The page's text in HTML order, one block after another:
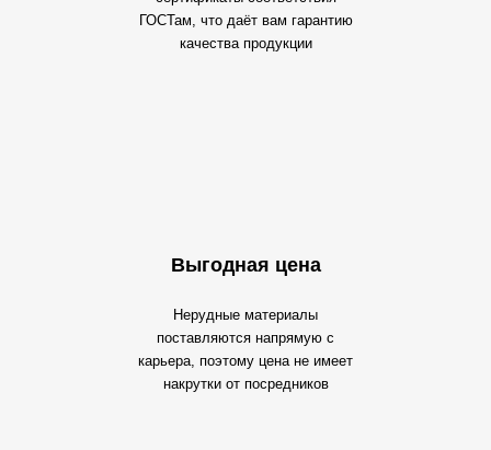
ГОСТам, что даёт вам гарантию
качества продукции
Выгодная цена
Нерудные материалы
поставляются напрямую с
карьера, поэтому цена не имеет
накрутки от посредников